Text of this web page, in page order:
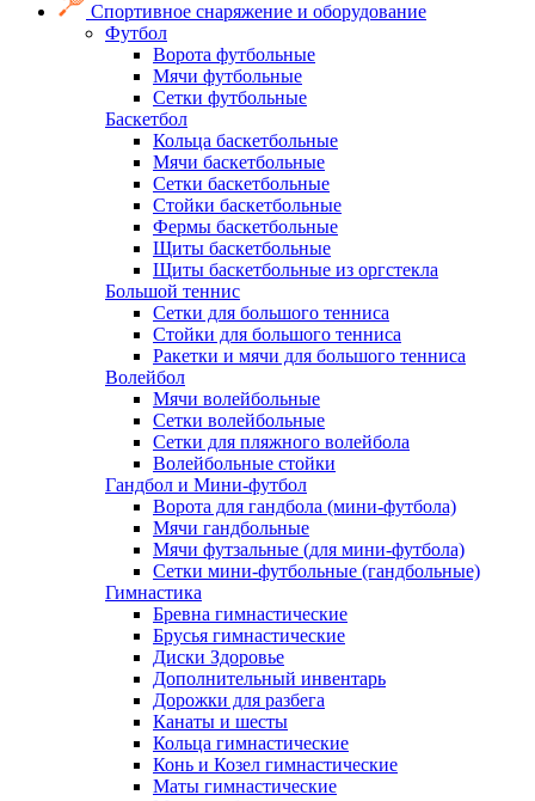
Спортивное снаряжение и оборудование
Футбол
Ворота футбольные
Мячи футбольные
Сетки футбольные
Баскетбол
Кольца баскетбольные
Мячи баскетбольные
Сетки баскетбольные
Стойки баскетбольные
Фермы баскетбольные
Щиты баскетбольные
Щиты баскетбольные из оргстекла
Большой теннис
Сетки для большого тенниса
Стойки для большого тенниса
Ракетки и мячи для большого тенниса
Волейбол
Мячи волейбольные
Сетки волейбольные
Сетки для пляжного волейбола
Волейбольные стойки
Гандбол и Мини-футбол
Ворота для гандбола (мини-футбола)
Мячи гандбольные
Мячи футзальные (для мини-футбола)
Сетки мини-футбольные (гандбольные)
Гимнастика
Бревна гимнастические
Брусья гимнастические
Диски Здоровье
Дополнительный инвентарь
Дорожки для разбега
Канаты и шесты
Кольца гимнастические
Конь и Козел гимнастические
Маты гимнастические